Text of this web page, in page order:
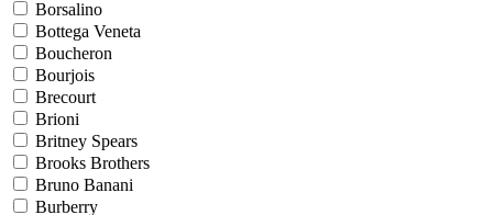
Borsalino
Bottega Veneta
Boucheron
Bourjois
Brecourt
Brioni
Britney Spears
Brooks Brothers
Bruno Banani
Burberry